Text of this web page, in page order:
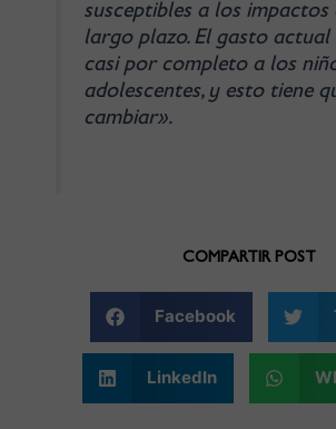
susceptibles a los
largo plazo. El gasto actual
casi por completo a los
adolescentes, y esto tiene
cambiar».
COMPARTIR POST
Facebook
LinkedIn